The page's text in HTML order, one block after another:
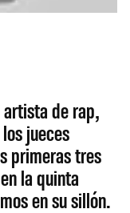
artista de rap,
jueces
primeras tres
la quinta
en su sillón.